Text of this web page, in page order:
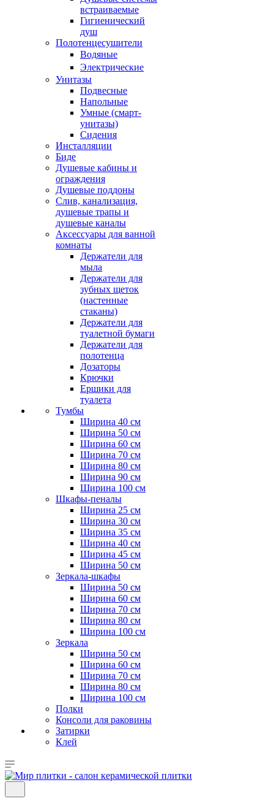
встраиваемые
Гигиенический
душ
Полотенцесушители
ㅤВодяные
ㅤЭлектрические
Унитазы
Подвесные
Напольные
Умные (смарт-
унитазы)
Сидения
Инсталляции
Биде
Душевые кабины и
ограждения
Душевые поддоны
Слив, канализация,
душевые трапы и
душевые каналы
Аксессуары для ванной
комнаты
Держатели для
мыла
Держатели для
зубных щеток
(настенные
стаканы)
Держатели для
туалетной бумаги
Держатели для
полотенца
Дозаторы
Крючки
Ершики для
туалета
Тумбы
Ширина 40 см
Ширина 50 см
Ширина 60 см
Ширина 70 см
Ширина 80 см
Ширина 90 см
Ширина 100 см
Шкафы-пеналы
Ширина 25 см
Ширина 30 см
Ширина 35 см
Ширина 40 см
Ширина 45 см
Ширина 50 см
Зеркала-шкафы
Ширина 50 см
Ширина 60 см
Ширина 70 см
Ширина 80 см
Ширина 100 см
Зеркала
Ширина 50 см
Ширина 60 см
Ширина 70 см
Ширина 80 см
Ширина 100 см
Полки
Консоли для раковины
Затирки
Клей